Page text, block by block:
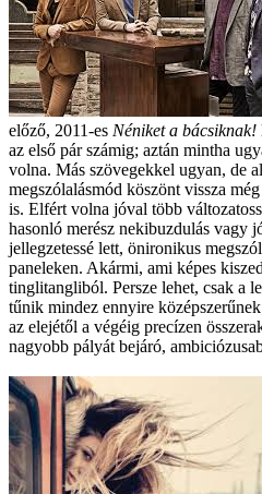
előző, 2011-es Néniket a bácsiknak!
az első pár számig; aztán mintha
volna. Más szövegekkel ugyan, de
megszólalásmód köszönt vissza
is. Elfért volna jóval több
hasonló merész nekibuzdulás vagy
jellegzetessé lett, önironikus
paneleken. Akármi, ami képes
tinglitangliból. Persze lehet, csak a
tűnik mindez ennyire
az elejétől a végéig precízen
nagyobb pályát bejáró,